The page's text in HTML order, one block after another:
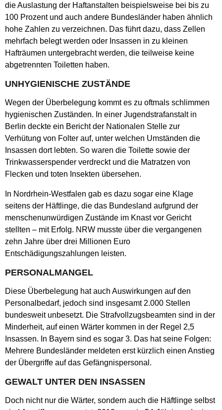
die Auslastung der Haftanstalten beispielsweise bei bis zu
100 Prozent und auch andere Bundesländer haben ähnlich
hohe Zahlen zu verzeichnen. Das führt dazu, dass Zellen
mehrfach belegt werden oder Insassen in zu kleinen
Hafträumen untergebracht werden, die teilweise keine
abgetrennten Toiletten haben.
UNHYGIENISCHE ZUSTÄNDE
Wegen der Überbelegung kommt es zu oftmals schlimmen
hygienischen Zuständen. In einer Jugendstrafanstalt in
Berlin deckte ein Bericht der Nationalen Stelle zur
Verhütung von Folter auf, unter welchen Umständen die
Insassen dort lebten. So waren die Toilette sowie der
Trinkwasserspender verdreckt und die Matratzen von
Flecken und toten Insekten übersehen.
In Nordrhein-Westfalen gab es dazu sogar eine Klage
seitens der Häftlinge, die das Bundesland aufgrund der
menschenunwürdigen Zustände im Knast vor Gericht
stellten – mit Erfolg. NRW musste über die vergangenen
zehn Jahre über drei Millionen Euro
Entschädigungszahlungen leisten.
PERSONALMANGEL
Diese Überbelegung hat auch Auswirkungen auf den
Personalbedarf, jedoch sind insgesamt 2.000 Stellen
bundesweit unbesetzt. Die Strafvollzugsbeamten sind in der
Minderheit, auf einen Wärter kommen in der Regel 2,5
Insassen. In Bayern sind es sogar 3. Das hat seine Folgen:
Mehrere Bundesländer meldeten erst kürzlich einen Anstieg
der Übergriffe auf das Gefängnispersonal.
GEWALT UNTER DEN INSASSEN
Doch nicht nur die Wärter, sondern auch die Häftlinge selbst